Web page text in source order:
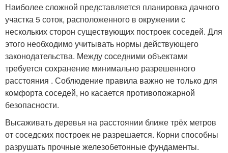
Наиболее сложной представляется планировка дачного
участка 5 соток, расположенного в окружении с
нескольких сторон существующих построек соседей. Для
этого необходимо учитывать нормы действующего
законодательства. Между соседними объектами
требуется сохранение минимально разрешенного
расстояния . Соблюдение правила важно не только для
комфорта соседей, но касается противопожарной
безопасности.
Высаживать деревья на расстоянии ближе трёх метров
от соседских построек не разрешается. Корни способны
разрушать прочные железобетонные фундаменты.